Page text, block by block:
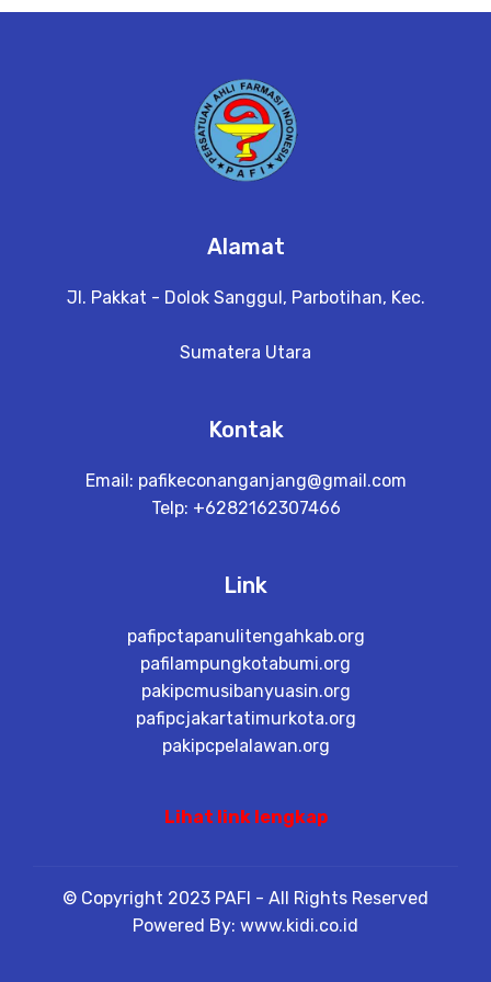
Alamat
Jl. Pakkat - Dolok Sanggul, Parbotihan, Kec.
Sumatera Utara
Kontak
Email: pafikeconanganjang@gmail.com
Telp: +6282162307466
Link
pafipctapanulitengahkab.org
pafilampungkotabumi.org
pakipcmusibanyuasin.org
pafipcjakartatimurkota.org
pakipcpelalawan.org
Lihat link lengkap
© Copyright 2023 PAFI - All Rights Reserved
Powered By: www.kidi.co.id